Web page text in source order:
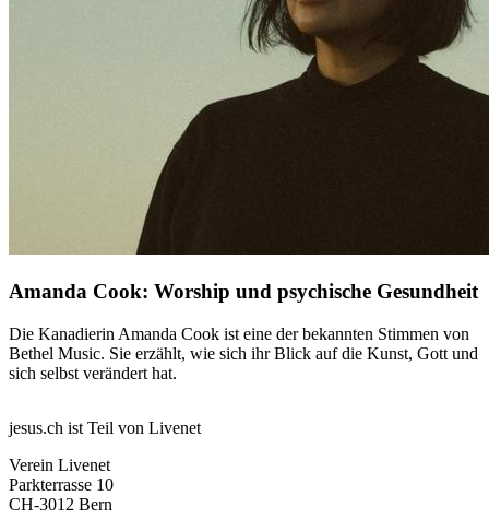
Amanda Cook: Worship und psychische Gesundheit
Die Kanadierin Amanda Cook ist eine der bekannten Stimmen von
Bethel Music. Sie erzählt, wie sich ihr Blick auf die Kunst, Gott und
sich selbst verändert hat.
jesus.ch ist Teil von Livenet
Verein Livenet
Parkterrasse 10
CH-3012 Bern